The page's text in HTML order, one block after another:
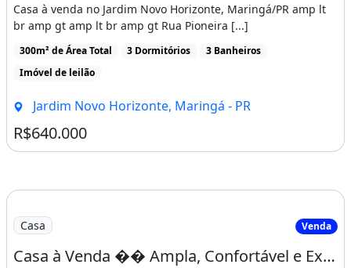
Casa à venda no Jardim Novo Horizonte, Maringá/PR amp lt
br amp gt amp lt br amp gt Rua Pioneira [...]
300m² de Área Total 3 Dormitórios
3 Banheiros
Imóvel de leilão
Jardim Novo Horizonte, Maringá - PR
R$640.000
Casa Venda
Casa à Venda �� Ampla, Confortável e Excelente Localização